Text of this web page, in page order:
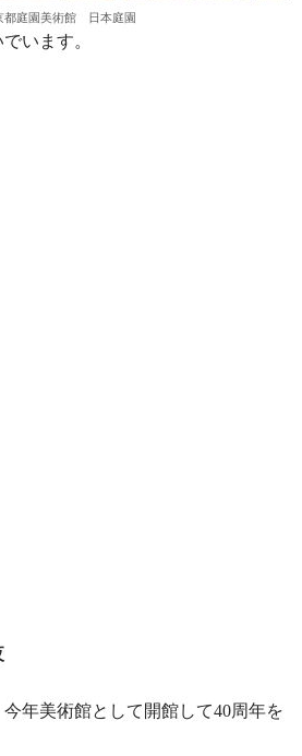
都庭園美術館 日本庭園
います。
年美術館として開館して40周年を